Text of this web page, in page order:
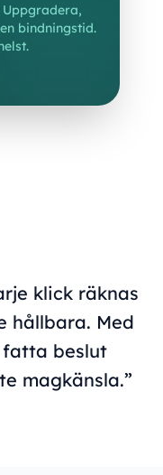
bindningstid.
klick räknas
hållbara. Med
beslut
magkänsla.”